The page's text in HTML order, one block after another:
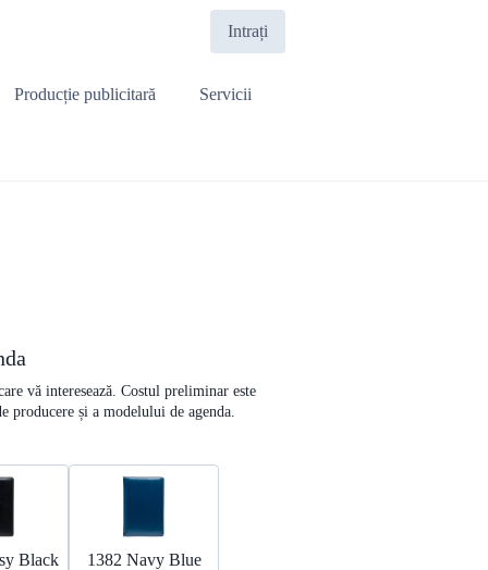
Intrați
Producție publicitară Servicii
vă interesează. Costul preliminar este
producere și a modelului de agenda.
Black 1382 Navy Blue